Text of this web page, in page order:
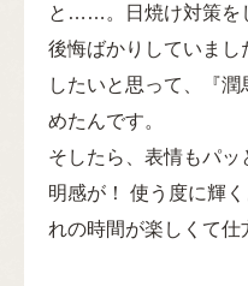
と……。日焼け対策を
後悔ばかりしていま
したいと思って、『
めたんです。
そしたら、表情もパ
明感が！ 使う度に輝
れの時間が楽しくて仕